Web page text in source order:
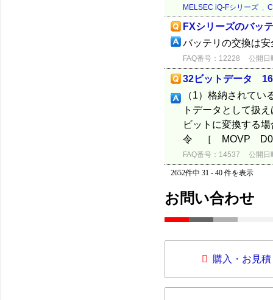
MELSEC iQ-Fシリーズ ,
FXシリーズのバッ
バッテリの交換は
FAQ番号：12228 公開日
32ビットデータ 16
（1）格納されてい
トデータとして扱
ビットに変換する
令 ［ MOVP
FAQ番号：14537 公開日
2652件中 31 - 40 件を表示
お問い合わせ
購入・お見